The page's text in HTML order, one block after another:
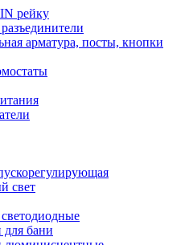
рейку
арматура, посты, кнопки
свет
бани